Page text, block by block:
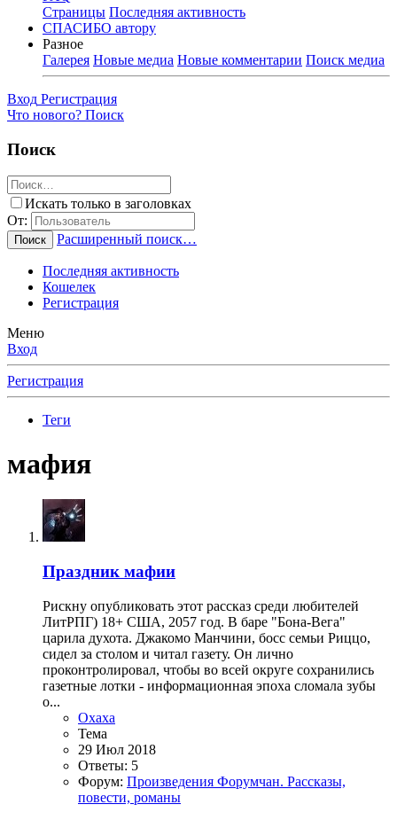
Страницы Последняя активность
СПАСИБО автору
Разное
Галерея Новые медиа Новые комментарии Поиск медиа
Вход Регистрация
Что нового? Поиск
Поиск
Искать только в заголовках
От:
Поиск Расширенный поиск…
Последняя активность
Кошелек
Регистрация
Меню
Вход
Регистрация
Теги
мафия
Праздник мафии
Рискну опубликовать этот рассказ среди любителей
ЛитРПГ) 18+ США, 2057 год. В баре "Бона-Вега"
царила духота. Джакомо Манчини, босс семьи Риццо,
сидел за столом и читал газету. Он лично
проконтролировал, чтобы во всей округе сохранились
газетные лотки - информационная эпоха сломала зубы
о...
Oxaxa
Тема
29 Июл 2018
Ответы: 5
Форум: Произведения Форумчан. Рассказы,
повести, романы